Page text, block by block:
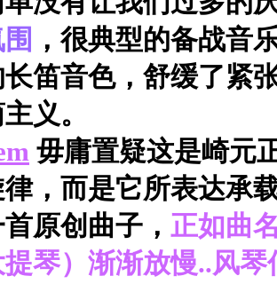
，很典型的备战音
笛音色，舒缓了紧
义。
毋庸置疑这是崎元
，而是它所表达承
原创曲子， 正如曲
琴）渐渐放慢..风